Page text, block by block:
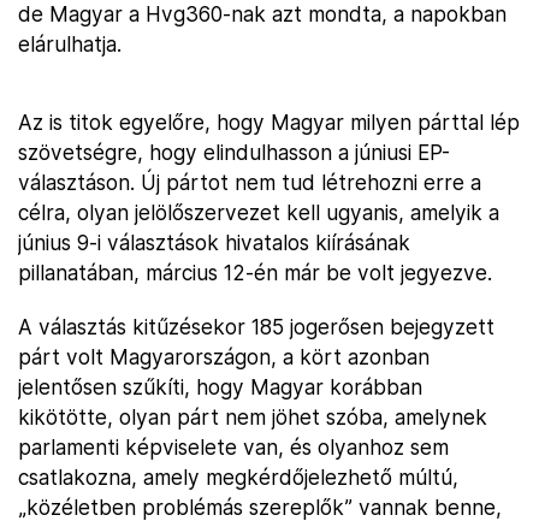
de Magyar a Hvg360-nak azt mondta, a napokban
elárulhatja.
Az is titok egyelőre, hogy Magyar milyen párttal lép
szövetségre, hogy elindulhasson a júniusi EP-
választáson. Új pártot nem tud létrehozni erre a
célra, olyan jelölőszervezet kell ugyanis, amelyik a
június 9-i választások hivatalos kiírásának
pillanatában, március 12-én már be volt jegyezve.
A választás kitűzésekor 185 jogerősen bejegyzett
párt volt Magyarországon, a kört azonban
jelentősen szűkíti, hogy Magyar korábban
kikötötte, olyan párt nem jöhet szóba, amelynek
parlamenti képviselete van, és olyanhoz sem
csatlakozna, amely megkérdőjelezhető múltú,
„közéletben problémás szereplők” vannak benne,